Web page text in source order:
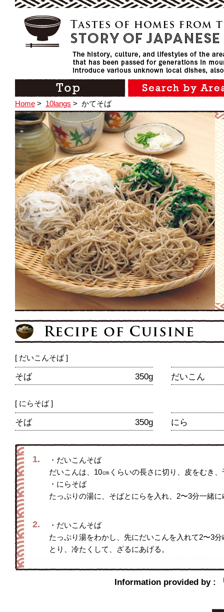
Home > 10langs > かてそば
[ だいこんそば ]
そば 350g だいこん
[ にらそば ]
そば 350g にら
1.
・だいこんそば
だいこんは、10㎝くらいの長さに切り、皮をむき
・にらそば
たっぷりの湯に、そばとにらを入れ、2〜3分一緒
2.
・だいこんそば
たっぷり湯をわかし、先にだいこんを入れて2〜3
とり、冷たくして、ざるにあげる。
Information provided by :